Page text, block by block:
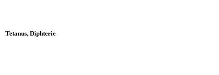
Tetanus, Diphterie